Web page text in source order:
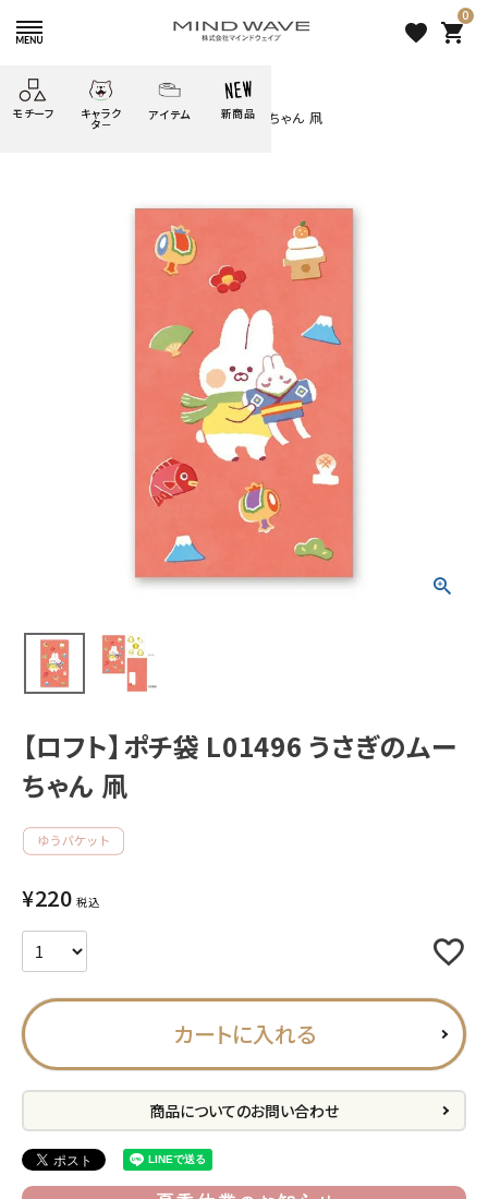
favorite
0
shopping_cart
モチーフ キャラク
タ－
ぴよこ豆
うさぎの
ムーちゃん
ようこそ
ゆるあにまる
ツンダちゃん ウサコレフレンズ
一期一会
アイテム
文具小物
モバイル
新商品 search
【ロフト】ポチ袋 L01496 うさ
モチーフから探す
アイテムから探す
INFORMATION
お知らせ
ご利用ガイド
よくあるご質問
プライバシーポリシー
特定商取引法について
お問い合わせ
ACCOUNT MENU
ようこそ ゲスト 様
HOME
すべての商品
【ロフト】ポチ袋 L01496 うさぎのムーちゃん 凧
【ロフト】ポチ袋 L01496 うさぎのムー
ちゃん 凧
¥220 税込
カートに入れる
商品についてのお問い合わせ